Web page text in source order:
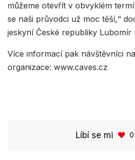
můžeme otevřít v obvyklém
se naši průvodci už moc těší,“
jeskyní České republiky Lubomír
Více informací pak návštěvníci
organizace: www.caves.cz
Líbí se mi 0